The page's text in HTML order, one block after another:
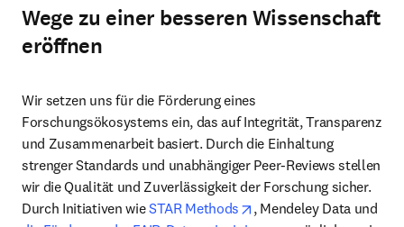
Wege zu einer besseren Wissenschaft
eröffnen
Wir setzen uns für die Förderung eines
Forschungsökosystems ein, das auf Integrität, Transparenz
und Zusammenarbeit basiert. Durch die Einhaltung
strenger Standards und unabhängiger Peer-Reviews stellen
wir die Qualität und Zuverlässigkeit der Forschung sicher.
Durch Initiativen wie STAR Methods opens in new tab/